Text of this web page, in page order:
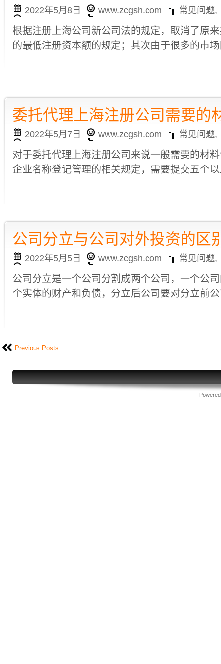
2022年5月8日 www.zcgsh.com 常见问题,
根据注册上海公司新公司法的规定，取消了原
的最低注册资本额的规定；其次由于很多的市
委托代理上海注册公司需要的
2022年5月7日 www.zcgsh.com 常见问题,
对于委托代理上海注册公司来说一般需要的材
企业名称登记管理的相关规定，需要提交五个
公司分立与公司对外投资的区
2022年5月5日 www.zcgsh.com 常见问题,
公司分立是一个公司分割成两个公司，一个公
个实体的财产和负债，分立后公司要对分立前
Previous Posts